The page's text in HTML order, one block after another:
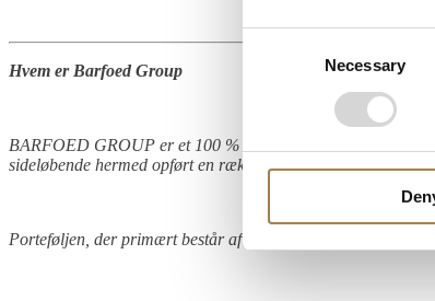
Consent
Necessary
Hvem er Barfoed Group
BARFOED GROUP er et 100 % familieejet
sideløbende hermed opført en række, primært
Porteføljen, der primært består af ejendomme i Odense,